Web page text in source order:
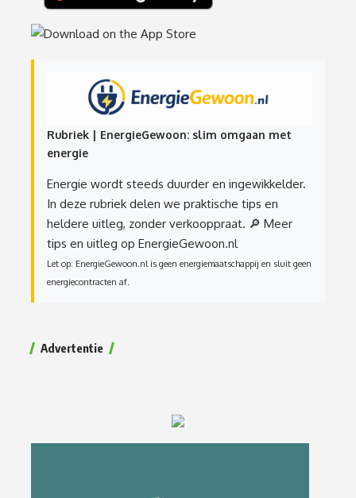
Rubriek | EnergieGewoon: slim omgaan met
energie
Energie wordt steeds duurder en ingewikkelder.
In deze rubriek delen we praktische tips en
heldere uitleg, zonder verkooppraat. 🔎 Meer
tips en uitleg op EnergieGewoon.nl
Let op: EnergieGewoon.nl is geen energiemaatschappij en sluit geen
energiecontracten af.
Advertentie